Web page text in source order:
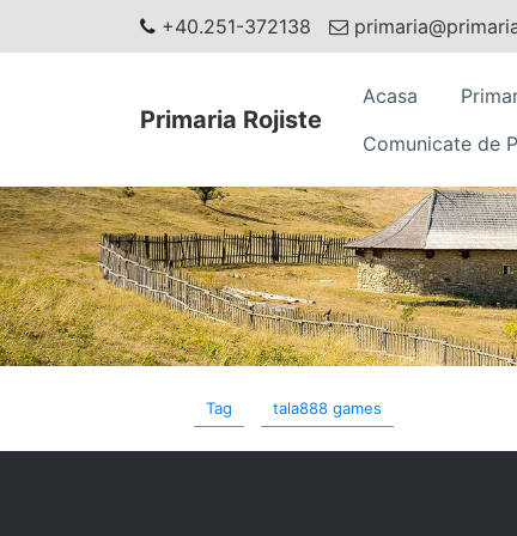
+40.251-372138
Primaria Rojiste
Acasa
Comunicate de
Tag tala888 games